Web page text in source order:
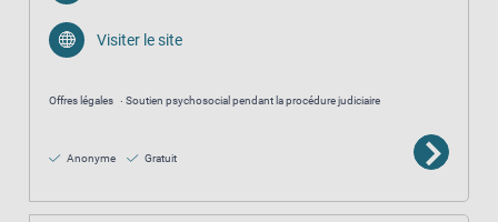
Visiter le site
Offres légales Soutien psychosocial pendant la procédure judiciaire
Anonyme Gratuit